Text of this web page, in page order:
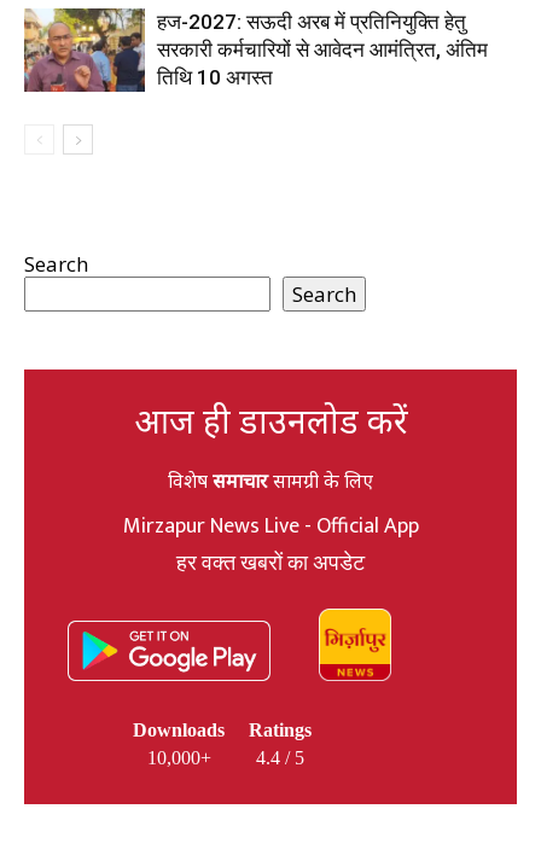
हज-2027: सऊदी अरब में प्रतिनियुक्ति हेतु
सरकारी कर्मचारियों से आवेदन आमंत्रित, अंतिम
तिथि 10 अगस्त
Search
Search
आज ही डाउनलोड करें
विशेषसमाचारसामग्री के लिए
Mirzapur News Live - Official App
हर वक्त खबरों का अपडेट
Downloads
10,000+
Ratings
4.4 / 5